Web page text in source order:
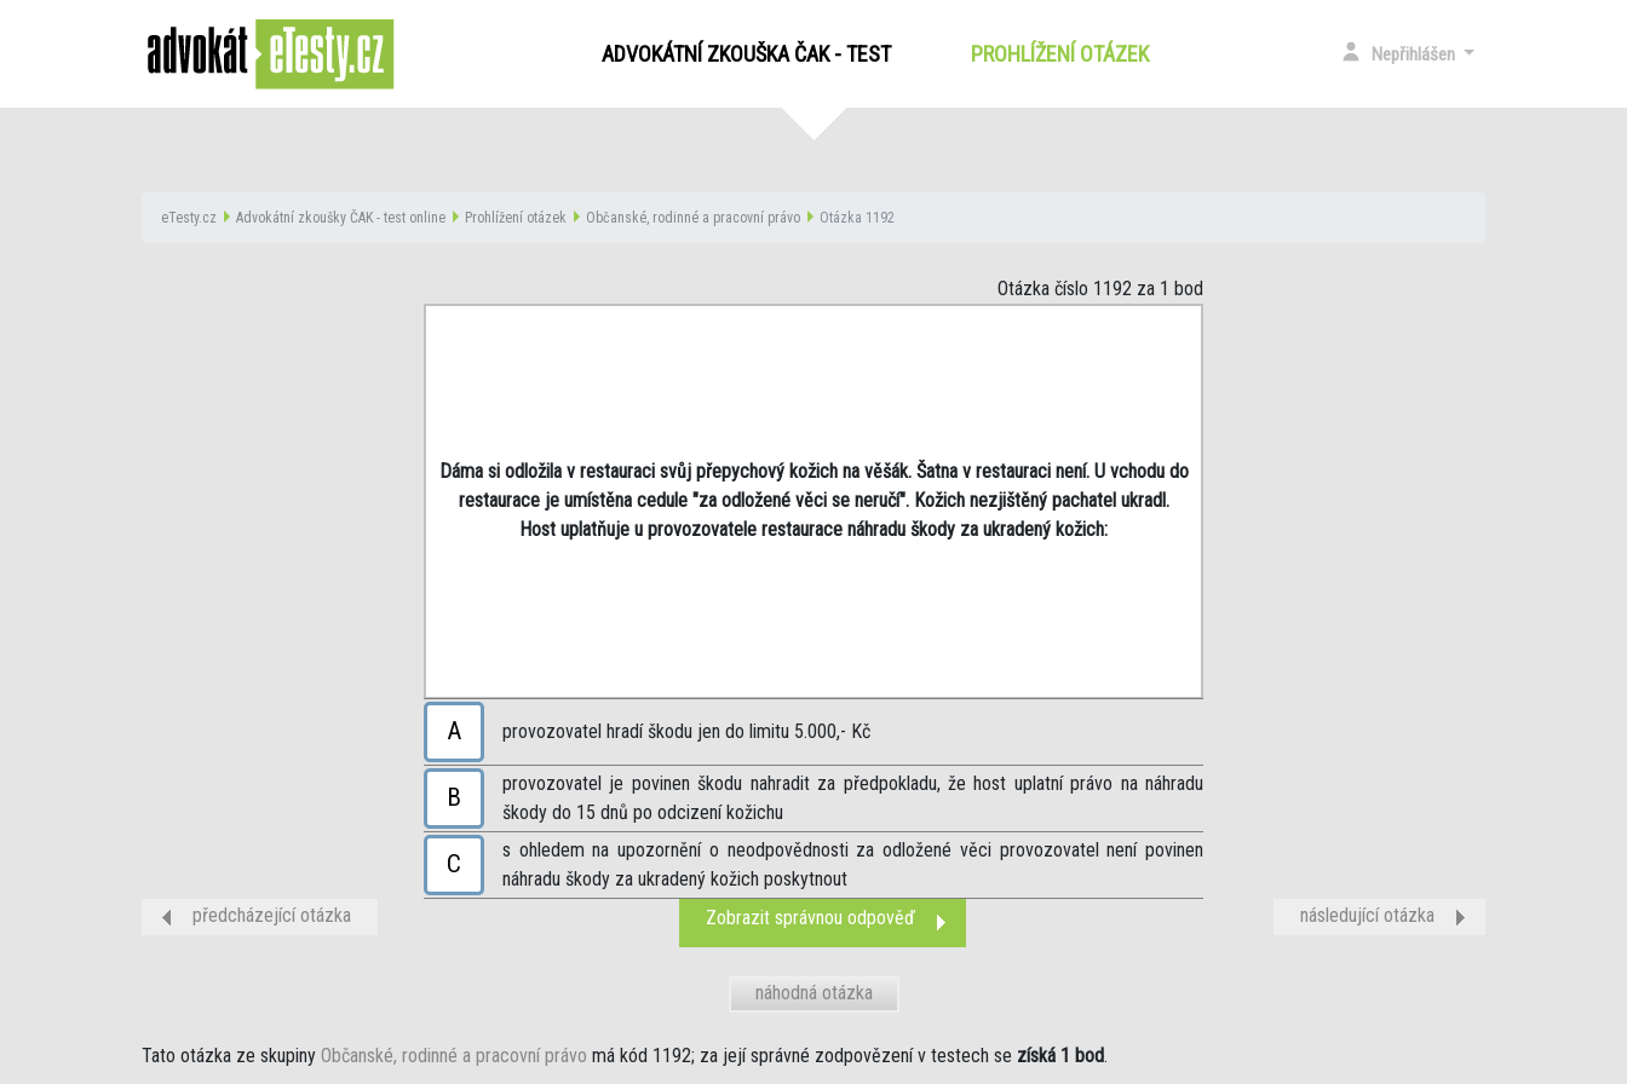
ADVOKÁTNÍ ZKOUŠKA ČAK - TEST PROHLÍŽENÍ OTÁZEK(CURRENT) Nepřihlášen
eTesty.cz Advokátní zkoušky ČAK - test online Prohlížení otázek Občanské, rodinné a pracovní právo Otázka 1192
Otázka číslo 1192 za 1 bod
Dáma si odložila v restauraci svůj přepychový kožich na věšák. Šatna v restauraci není. U vchodu do
restaurace je umístěna cedule "za odložené věci se neručí". Kožich nezjištěný pachatel ukradl.
Host uplatňuje u provozovatele restaurace náhradu škody za ukradený kožich:
A provozovatel hradí škodu jen do limitu 5.000,- Kč
B
provozovatel je povinen škodu nahradit za předpokladu, že host uplatní právo na náhradu
škody do 15 dnů po odcizení kožichu
C
s ohledem na upozornění o neodpovědnosti za odložené věci provozovatel není povinen
náhradu škody za ukradený kožich poskytnout
Zobrazit správnou odpověď
předcházející otázka následující otázka
náhodná otázka
Tato otázka ze skupiny Občanské, rodinné a pracovní právo má kód 1192; za její správné zodpovězení v testech se získá 1 bod.